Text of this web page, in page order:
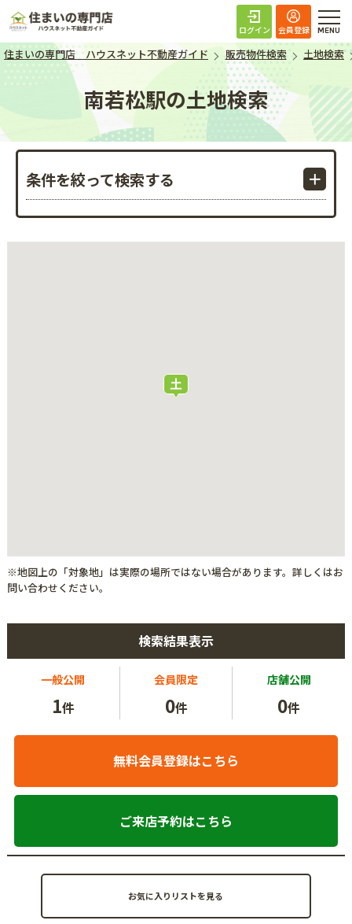
住まいの専門店 ハ
ログイン 会員登録
住まいの専門店 ハウスネット不動産ガイド 販売物件検索 土地検索
南若松駅の土地検索
条件を絞って検索する
※地図上の「対象地」は実際の場所ではない場合があります。詳しくはお
問い合わせください。
検索結果表示
一般公開
1件
会員限定
0件
店舗公開
0件
無料会員登録はこちら
ご来店予約はこちら
お気に入りリストを見る